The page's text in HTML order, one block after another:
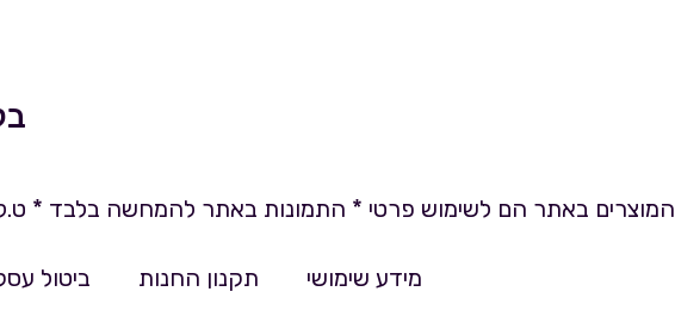
המוצרים באתר הם לשימוש פרטי * התמונות באתר להמחשה בלבד *
מידע שימושי תקנון החנות ביטול